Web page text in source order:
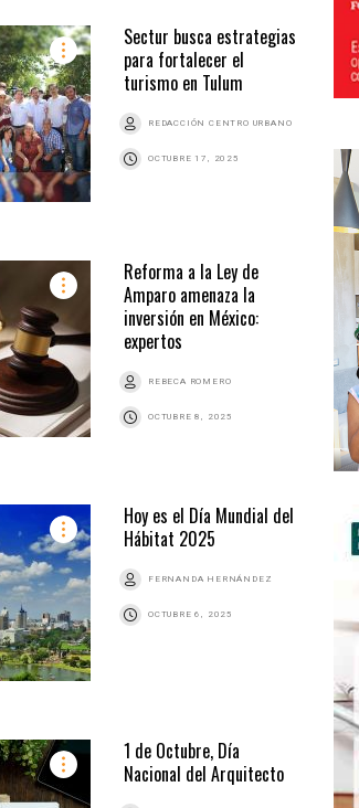
Sectur busca estrategias
para fortalecer el
turismo en Tulum
REDACCIÓN CENTRO URBANO
OCTUBRE 17, 2025
Reforma a la Ley de
Amparo amenaza la
inversión en México:
expertos
REBECA ROMERO
OCTUBRE 8, 2025
Hoy es el Día Mundial del
Hábitat 2025
FERNANDA HERNÁNDEZ
OCTUBRE 6, 2025
1 de Octubre, Día
Nacional del Arquitecto